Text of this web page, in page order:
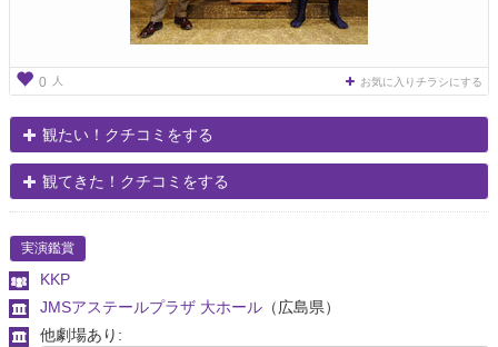
0 人 お気に入りチラシにする
観たい！クチコミをする
観てきた！クチコミをする
実演鑑賞
KKP
JMSアステールプラザ 大ホール （広島県）
他劇場あり: